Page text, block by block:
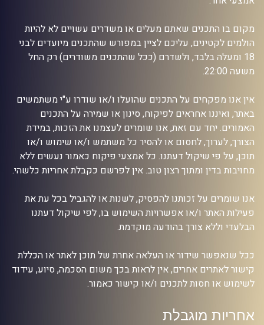
מקום בו התכנים שאתם מעלים או משדרים עשויים לא להיות
הולמים לקטינים, עליכם לציין במפורש שהתכנים מיועדים לבני
18 ומעלה בלבד, ולשדרם (ככל שהתכנים משודרים) רק החל
משעה 22:00.
אין אנו מפקחים על התכנים שהועלו ו/או שודרו ע"י משתמשים
באתר, ואיננו אחראים לפיקוח, סינון או שמירה על התכנים
האמורים. יחד עם זאת, אנו שומרים לעצמנו את הזכות, במידת
הצורך, לערוך, לחסום או להסיר כל משתמש ו/או שימוש ו/או
תוכן, על פי שיקול דעתנו. כל אמצעי פיקוח כאמור נעשים ללא
מחויבות בדין ומתוך רצון טוב. אין לפרשם כקבלת אחריות כלשהי.
אנו שומרים על זכותנו להפסיק, לשנות או להגביל בכל עת את
פעילות האתר ו/או אפשרויות השימוש בו, לפי שיקול דעתנו
הבלעדי וללא צורך בהודעה מוקדמת.
ככל שנאפשר שידור או העלאה אחרת של תוכן לאתר או הכללת
קישור לאתרים אחרים, אין לראות בכך משום הסכמה, סיוע, עידוד
לשימוש או חסות לתכנים ו/או קישור כאמור.
אחריות מוגבלת